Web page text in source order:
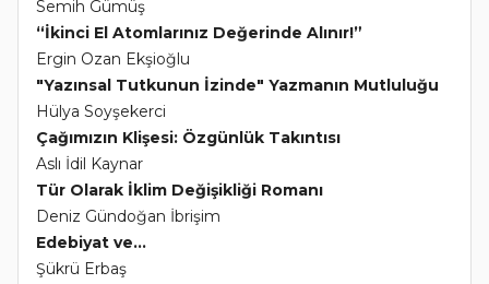
Semih Gümüş
“İkinci El Atomlarınız Değerinde Alınır!”
Ergin Ozan Ekşioğlu
"Yazınsal Tutkunun İzinde" Yazmanın Mutluluğu
Hülya Soyşekerci
Çağımızın Klişesi: Özgünlük Takıntısı
Aslı İdil Kaynar
Tür Olarak İklim Değişikliği Romanı
Deniz Gündoğan İbrişim
Edebiyat ve...
Şükrü Erbaş